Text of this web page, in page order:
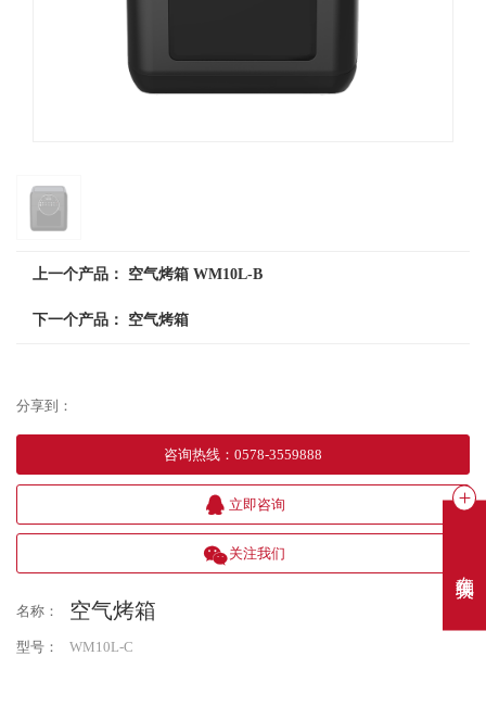
上一个产品： 空气烤箱 WM10L-B
下一个产品： 空气烤箱
分享到：
咨询热线 ： 0578-3559888
立即咨询
关注我们
名称： 空气烤箱
型号： WM10L-C